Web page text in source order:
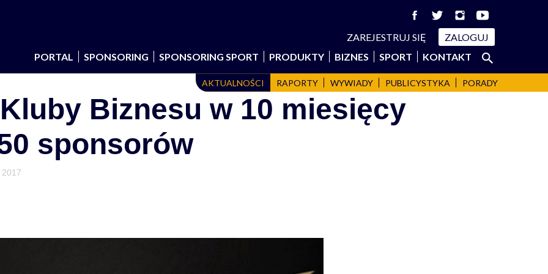
ZAREJESTRUJ SIĘ
ZALOGUJ
PORTAL
SPONSORING SPONSORING SPORT PRODUKTY BIZNES SPORT KONTAKT Szukaj:
SZUKAJ
AKTUALNOŚCI RAPORTY WYWIADY PUBLICYSTYKA PORADY
Biznesu w 10 miesięcy
sponsorów